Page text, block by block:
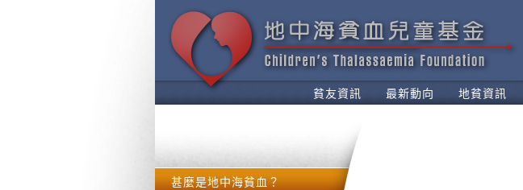
貧友資訊 最新動向 地貧資訊
甚麼是地中海貧血？